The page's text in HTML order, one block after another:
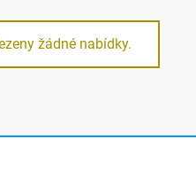
žádné nabídky.